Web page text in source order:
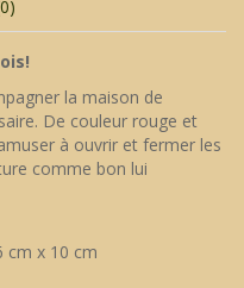
la maison de
De couleur rouge et
à ouvrir et fermer les
comme bon lui
cm x 10 cm